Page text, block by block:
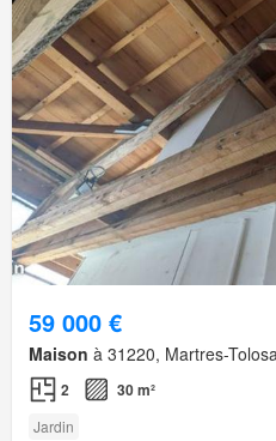
59 000 €
Maison à 31220, Martres-
2 30 m²
Jardin